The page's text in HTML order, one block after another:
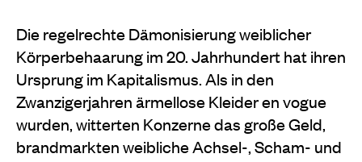
Die regelrechte Dämonisierung weiblicher
Körperbehaarung im 20. Jahrhundert hat ihren
Ursprung im Kapitalismus. Als in den
Zwanzigerjahren ärmellose Kleider en vogue
wurden, witterten Konzerne das große Geld,
brandmarkten weibliche Achsel-, Scham- und